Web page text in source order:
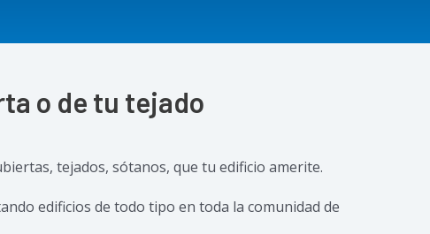
o de tu tejado
tejados, sótanos, que tu edificio amerite.
edificios de todo tipo en toda la comunidad de